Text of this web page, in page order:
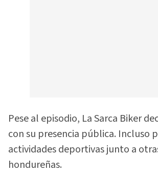
Pese al episodio, La Sarca Biker
con su presencia pública. Incluso
actividades deportivas junto a
hondureñas.